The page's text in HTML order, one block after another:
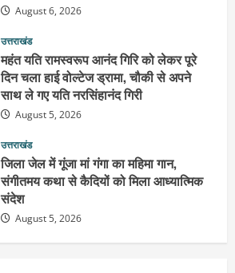
August 5, 2026
उत्तराखंड
जिला जेल में गूंजा मां गंगा का महिमा गान,
संगीतमय कथा से कैदियों को मिला आध्यात्मिक
संदेश
August 5, 2026
उत्तराखंड
हरिद्वार के नेताओं को कांग्रेस प्रदेश
कार्यकारिणी में बड़ी जिम्मेदारी, संगठन को मिले
नए चेहरे
August 7, 2026